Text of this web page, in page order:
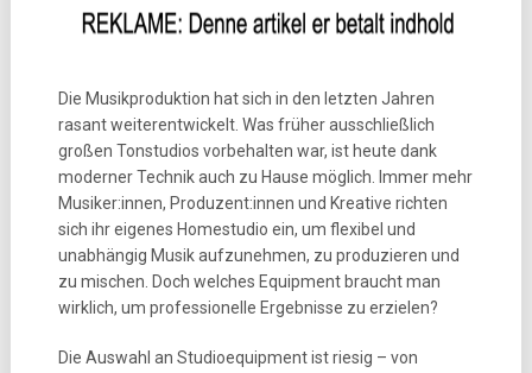
Die Musikproduktion hat sich in den letzten Jahren
rasant weiterentwickelt. Was früher ausschließlich
großen Tonstudios vorbehalten war, ist heute dank
moderner Technik auch zu Hause möglich. Immer mehr
Musiker:innen, Produzent:innen und Kreative richten
sich ihr eigenes Homestudio ein, um flexibel und
unabhängig Musik aufzunehmen, zu produzieren und
zu mischen. Doch welches Equipment braucht man
wirklich, um professionelle Ergebnisse zu erzielen?
Die Auswahl an Studioequipment ist riesig – von